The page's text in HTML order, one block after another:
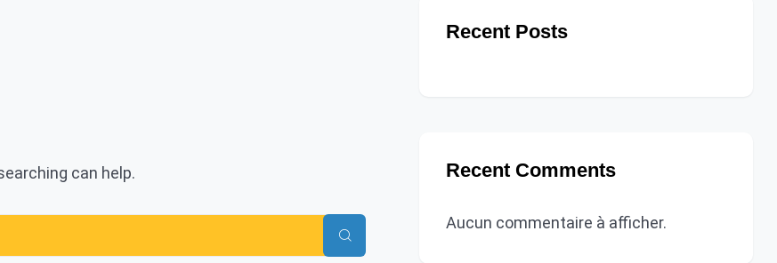
can help.
Recent Posts
Recent Comments
Aucun commentaire à afficher.